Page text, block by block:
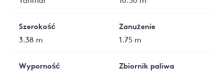
Szerokość
3.38 m
Zanużenie
1.75 m
Wyporność
Zbiornik paliwa